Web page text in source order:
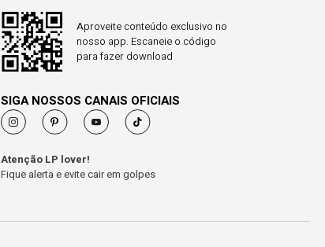
Aproveite conteúdo exclusivo no
nosso app. Escaneie o código
para fazer download
SIGA NOSSOS CANAIS OFICIAIS
Atenção LP lover!
Fique alerta e evite cair em golpes